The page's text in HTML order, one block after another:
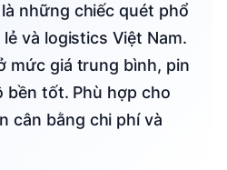
những chiếc quét phổ
và logistics Việt Nam.
mức giá trung bình, pin
bền tốt. Phù hợp cho
cân bằng chi phí và